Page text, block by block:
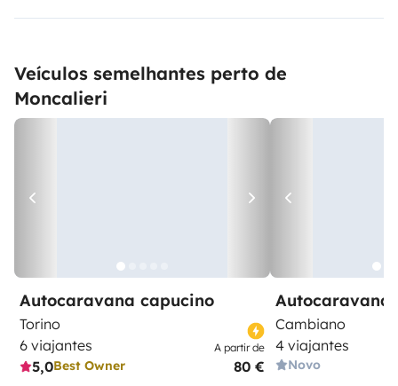
Veículos semelhantes perto de
Moncalieri
Autocaravana capucino
Torino
6 viajantes
5,0Best Owner
A partir de
80 €
Cambiano
4 viajantes
Novo